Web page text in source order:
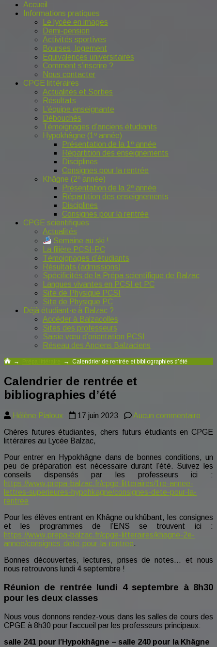
Accueil
Informations pratiques
Le lycée en images
Demi-pension
Activités sportives
Bourses, logement
Equivalences universitaires
Comment s’inscrire ?
Nous contacter
CPGE littéraires
Actualités et Sorties
Résultats
L’équipe enseignante
Débouchés
Témoignages d’anciens étudiants
Hypokhâgne (1º année)
Présentation de la 1º année
Répartition des enseignements
Disciplines
Consignes pour la rentrée
Khâgne (2º année)
Présentation de la 2º année
Répartition des enseignements
Disciplines
Consignes pour la rentrée
CPGE scientifiques
Actualités
Semaine au ski !
La filière PCSI-PC
Témoignages d’étudiants
Résultats (admissions)
Spécificités de la Prépa scientifique de Balzac
Langues vivantes en PCSI et PC
Site de Physique PCSI
Site de Physique PC
Déjà étudiant·e à Balzac ?
Accéder à Balzacolles
Sites des professeurs
Saisie vœu d’orientation PCSI
Réseau des Anciens Balzaciens
→ → Calendrier de rentrée et bibliographies d’été
Calendrier de rentrée et
bibliographies d’été
Hélène Pialoux 17 juin 2023 Aucun commentaire
de
d’été
Chères futures étudiantes, chers futurs étudiants en CPGE
littéraires au Lycée Balzac,
Pour entrer en Hypokhâgne dans de bonnes conditions, un
peu de préparation est nécessaire durant l’été. Suivez les
conseils dispensés par les professeurs ici :
https://www.prepa-balzac.fr/cpge-litteraires/1re-annee-
lettres-superieures-hypohkagne/consignes-dete-pour-la-
rentree
Pour les élèves entrant en Khâgne ou khûbant, les consignes
et les programmes de l’ENS se trouvent ici :
https://www.prepa-balzac.fr/cpge-litteraires/khagne-2e-
annee/consignes-dete-pour-la-rentree.
Bonnes découvertes, lectures, prises de notes… et nous
nous retrouvons lundi 4 septembre !
Réunion de rentrée lundi 4 septembre à 8h30
pour les deux classes
Nous vous donnons rendez-vous dans les salles de cours des
CPGE à 8h30 pour l’accueil par les professeurs principaux:
salle 241 pour l’Hypokhâgne – salle 240 pour la Khâgne